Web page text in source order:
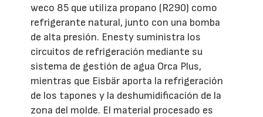
weco 85 que utiliza propano (R290) como
refrigerante natural, junto con una bomba
de alta presión. Enesty suministra los
circuitos de refrigeración mediante su
sistema de gestión de agua Orca Plus,
mientras que Eisbär aporta la refrigeración
de los tapones y la deshumidificación de la
zona del molde. El material procesado es